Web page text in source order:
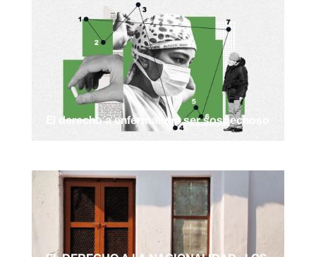
El derecho a enfermar sin ser sospechoso